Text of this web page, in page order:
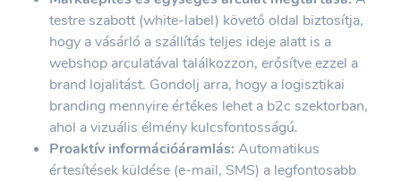
testre szabott (white-label) követő oldal biztosítja,
hogy a vásárló a szállítás teljes ideje alatt is a
webshop arculatával találkozzon, erősítve ezzel a
brand lojalitást. Gondolj arra, hogy a logisztikai
branding mennyire értékes lehet a b2c szektorban,
ahol a vizuális élmény kulcsfontosságú.
Proaktív információáramlás: Automatikus
értesítések küldése (e-mail, SMS) a legfontosabb